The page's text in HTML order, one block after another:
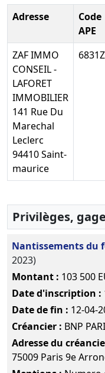
22-09-2020
22-09-2020
30-11--0001
Adresse
Code
APE
ZAF IMMO
CONSEIL -
LAFORET
IMMOBILIER
141 Rue Du
Marechal
Leclerc
94410 Saint-
maurice
6831Z
Privilèges,
Nantissements du
2023)
Montant : 103 500
Date d'inscription :
Date de fin : 12-04-
Créancier : BNP
Adresse du
75009 Paris 9e